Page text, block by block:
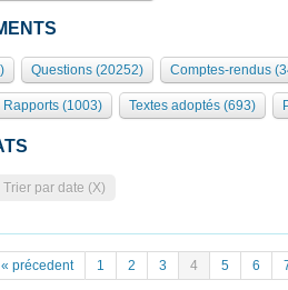
Questions (20252) Comptes-rendus
Rapports (1003) Textes adoptés (693)
Trier par date (X)
« précedent 1 2 3 4 5 6